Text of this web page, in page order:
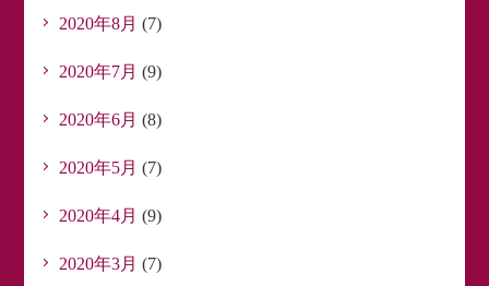
2020年8月 (7)
2020年7月 (9)
2020年6月 (8)
2020年5月 (7)
2020年4月 (9)
2020年3月 (7)